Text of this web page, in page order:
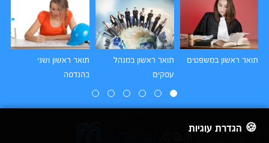
תואר ראשון במשפטים
תואר ראשון במנהל
עסקים
תואר ראשון ושני
בהנדסה
🍪 הגדרת עוגיות